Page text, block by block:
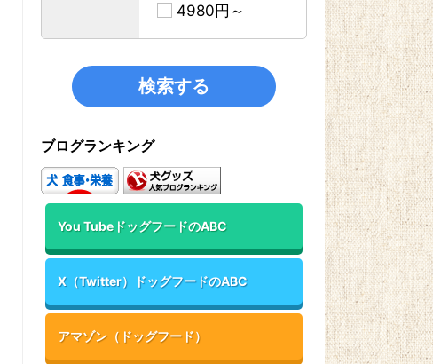
4980円～
ブログランキング
You TubeドッグフードのABC
X（Twitter）ドッグフードのABC
アマゾン（ドッグフード）